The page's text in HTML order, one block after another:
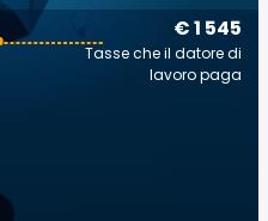
€ 1 545
Tasse che il datore di
lavoro paga